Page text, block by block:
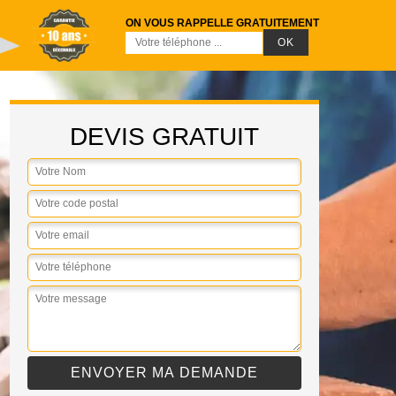
ON VOUS RAPPELLE GRATUITEMENT
DEVIS GRATUIT